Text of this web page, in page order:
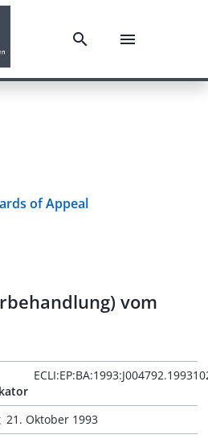
of Appeal
vom
21. Oktober 1993